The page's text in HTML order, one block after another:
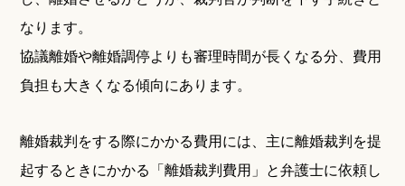
なります。
協議離婚や離婚調停よりも審理時間が長くなる分、費用
負担も大きくなる傾向にあります。
離婚裁判をする際にかかる費用には、主に離婚裁判を提
起するときにかかる「離婚裁判費用」と弁護士に依頼し